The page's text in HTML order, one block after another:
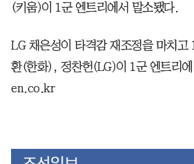
(키움)이 1군 엔트리에서 말소됐다.
LG 채은성이 타격감 재조정을 마치고
환(한화), 정찬헌(LG)이 1군 엔트리
en.co.kr